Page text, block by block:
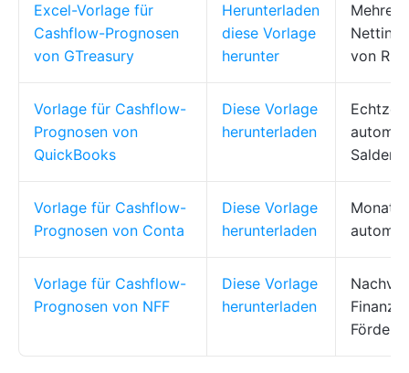
Excel-Vorlage für
Cashflow-Prognosen
von GTreasury
Herunterladen
diese Vorlage
herunter
von
Vorlage für Cashflow-
Prognosen von
QuickBooks
Diese Vorlage
herunterladen
Salden,
Vorlage für Cashflow-
Prognosen von Conta
Diese Vorlage
herunterladen
Vorlage für Cashflow-
Prognosen von NFF
Diese Vorlage
herunterladen